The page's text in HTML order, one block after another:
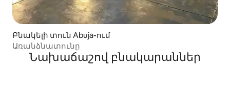
Բնակելի տուն Abuja-ում
Առանձնատունը
Նախաճաշով բնակարաններ